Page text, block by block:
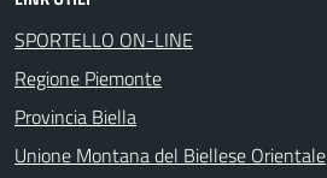
SPORTELLO ON-LINE
Regione Piemonte
Provincia Biella
Unione Montana del Biellese Orientale